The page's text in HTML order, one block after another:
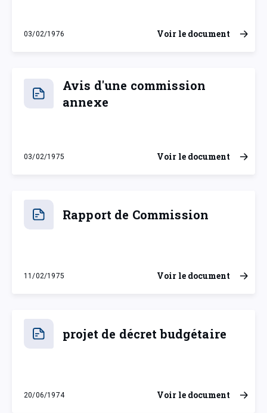
03/02/1976
mardi 3 février 1976
Voir le document
Avis d'une commission
annexe
03/02/1975
lundi 3 février 1975
Voir le document
Rapport de Commission
11/02/1975
mardi 11 février 1975
Voir le document
projet de décret budgétaire
20/06/1974
jeudi 20 juin 1974
Voir le document